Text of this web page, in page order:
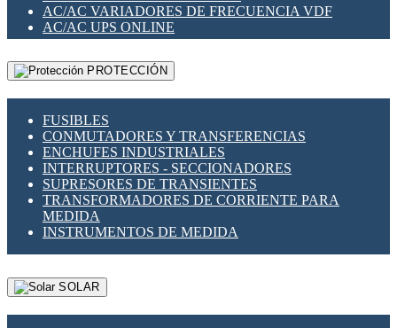
VIGILANCIA IP (CCTV)
MESHTASTIC
AC/AC VARIADORES DE FRECUENCIA VDF
AC/AC UPS ONLINE
PROTECCIÓN
FUSIBLES
CONMUTADORES Y TRANSFERENCIAS
ENCHUFES INDUSTRIALES
INTERRUPTORES - SECCIONADORES
SUPRESORES DE TRANSIENTES
TRANSFORMADORES DE CORRIENTE PARA
MEDIDA
INSTRUMENTOS DE MEDIDA
SOLAR